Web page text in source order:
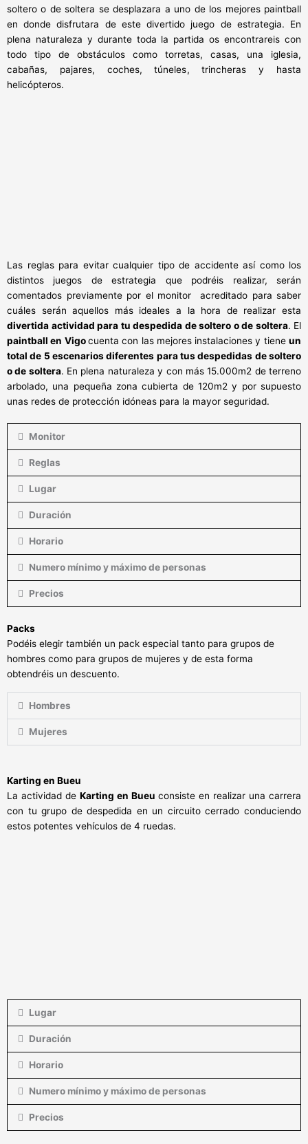
soltero o de soltera se desplazara a uno de los mejores paintball
en donde disfrutara de este divertido juego de estrategia. En
plena naturaleza y durante toda la partida os encontrareis con
todo tipo de obstáculos como torretas, casas, una iglesia,
cabañas, pajares, coches, túneles, trincheras y hasta
helicópteros.
Las reglas para evitar cualquier tipo de accidente así como los
distintos juegos de estrategia que podréis realizar, serán
comentados previamente por el monitor acreditado para saber
cuáles serán aquellos más ideales a la hora de realizar esta
divertida actividad para tu despedida de soltero o de soltera. El
paintball en Vigocuenta con las mejores instalaciones y tieneun
total de 5 escenarios diferentes para tus despedidas de soltero
o de soltera. En plena naturaleza y con más 15.000m2 de terreno
arbolado, una pequeña zona cubierta de 120m2 y por supuesto
unas redes de protección idóneas para la mayor seguridad.
Monitor
Reglas
Lugar
Duración
Horario
Numero mínimo y máximo de personas
Precios
Packs
Podéis elegir también un pack especial tanto para grupos de
hombres como para grupos de mujeres y de esta forma
obtendréis un descuento.
Hombres
Mujeres
Karting en Bueu
La actividad de Karting en Bueu consiste en realizar una carrera
con tu grupo de despedida en un circuito cerrado conduciendo
estos potentes vehículos de 4 ruedas.
Lugar
Duración
Horario
Numero mínimo y máximo de personas
Precios